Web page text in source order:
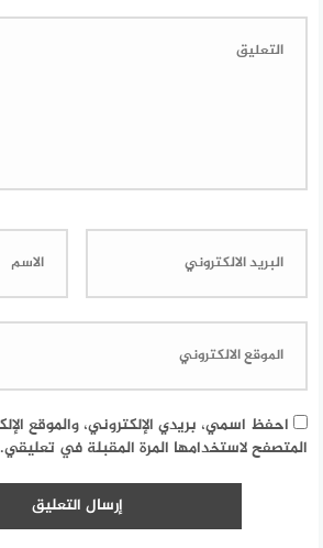
احفظ اسمي، بريدي الإلكتروني، والموقع
المتصفح لاستخدامها المرة المقبلة في تعليقي.